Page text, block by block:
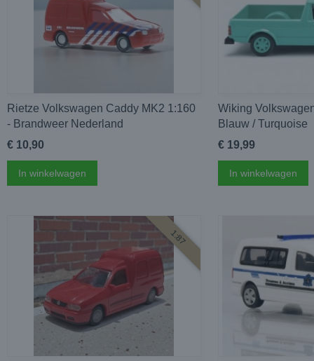
Rietze Volkswagen Caddy MK2 1:160
- Brandweer Nederland
€ 10,90
In winkelwagen
Wiking
Blauw / Turquoise
€ 19,99
In winkelwagen
1:87